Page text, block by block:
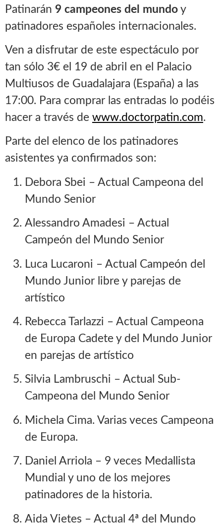
Patinarán 9 campeones del mundo y
patinadores españoles internacionales.
Ven a disfrutar de este espectáculo por
tan sólo 3€ el 19 de abril en el Palacio
Multiusos de Guadalajara (España) a las
17:00. Para comprar las entradas lo podéis
hacer a través de www.doctorpatin.com.
Parte del elenco de los patinadores
asistentes ya confirmados son:
Debora Sbei – Actual Campeona del
Mundo Senior
Alessandro Amadesi – Actual
Campeón del Mundo Senior
Luca Lucaroni – Actual Campeón del
Mundo Junior libre y parejas de
artístico
Rebecca Tarlazzi – Actual Campeona
de Europa Cadete y del Mundo Junior
en parejas de artístico
Silvia Lambruschi – Actual Sub-
Campeona del Mundo Senior
Michela Cima. Varias veces Campeona
de Europa.
Daniel Arriola – 9 veces Medallista
Mundial y uno de los mejores
patinadores de la historia.
Aida Vietes – Actual 4ª del Mundo